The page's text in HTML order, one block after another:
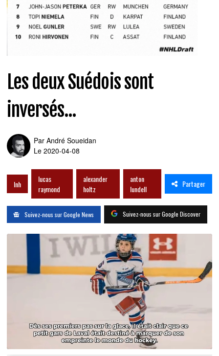
Les deux Suédois sont
inversés...
Par André Soueidan
Le 2020-04-08
lnh
lucas
raymond
alexander
holtz
anton
lundell
Partager
Suivez-nous sur Google News Suivez-nous sur Google Discover